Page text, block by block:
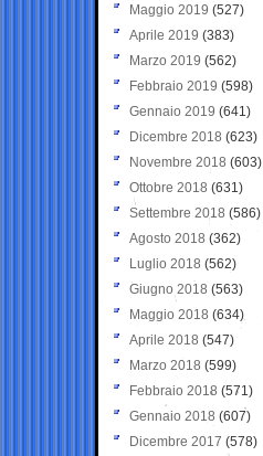
Maggio 2019 (527)
Aprile 2019 (383)
Marzo 2019 (562)
Febbraio 2019 (598)
Gennaio 2019 (641)
Dicembre 2018 (623)
Novembre 2018 (603)
Ottobre 2018 (631)
Settembre 2018 (586)
Agosto 2018 (362)
Luglio 2018 (562)
Giugno 2018 (563)
Maggio 2018 (634)
Aprile 2018 (547)
Marzo 2018 (599)
Febbraio 2018 (571)
Gennaio 2018 (607)
Dicembre 2017 (578)